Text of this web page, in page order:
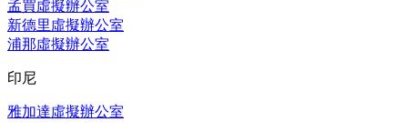
孟買虛擬辦公室
新德里虛擬辦公室
浦那虛擬辦公室
印尼
雅加達虛擬辦公室